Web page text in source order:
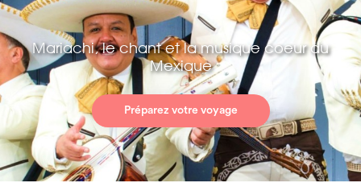
Mariachi, le chant et la musique coeur du
Mexique
Préparez votre voyage